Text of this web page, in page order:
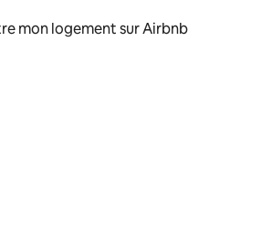
mon logement sur Airbnb